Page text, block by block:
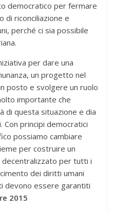
democratico per fermare
di riconciliazione e
perché ci sia possibile
per dare una
un progetto nel
posto e svolgere un ruolo
importante che
di questa situazione e dia
principi democratici
possiamo cambiare
per costruire un
decentralizzato per tutti i
dei diritti umani
devono essere garantiti
2015